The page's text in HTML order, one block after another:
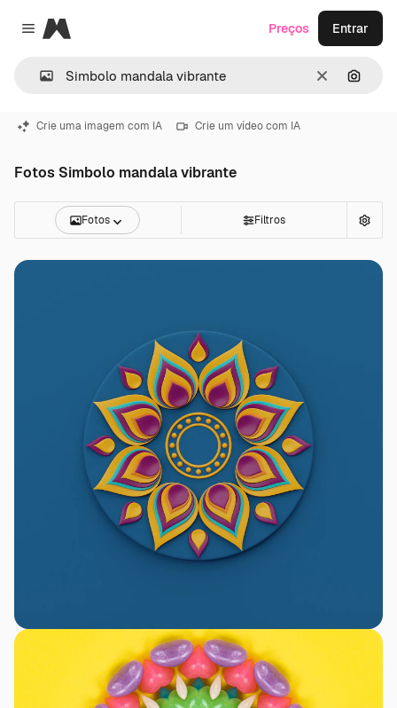
Close menu
Magnific
Limpar
Preços Entrar
Crie uma imagem com IA Crie um vídeo com IA
Fotos Simbolo mandala vibrante
Fotos Filtros